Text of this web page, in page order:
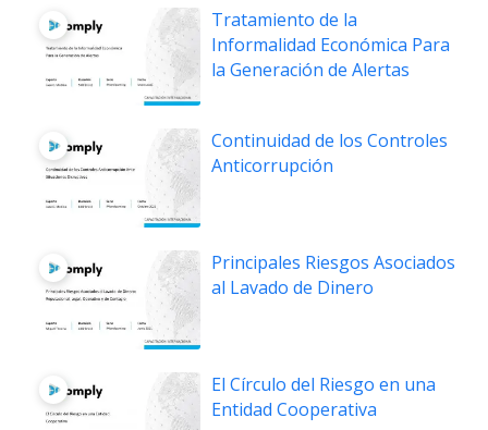
Tratamiento de la
Informalidad Económica Para
la Generación de Alertas
Continuidad de los Controles
Anticorrupción
Principales Riesgos Asociados
al Lavado de Dinero
El Círculo del Riesgo en una
Entidad Cooperativa